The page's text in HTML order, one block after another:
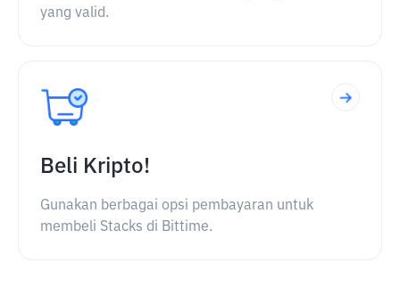
yang valid.
Beli Kripto!
Gunakan berbagai opsi pembayaran untuk
membeli Stacks di Bittime.